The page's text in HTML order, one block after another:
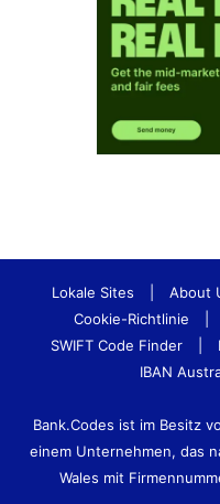
Lokale Sites About
Cookie-Richtlinie
SWIFT Code Finder
IBAN
Bank.Codes ist im Besitz
einem Unternehmen, das
Wales mit